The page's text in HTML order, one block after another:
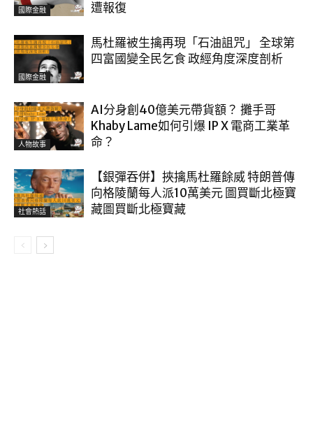
國際金融 遭報復
國際金融
馬杜羅被生擒再現「石油詛咒」 全球第
四富國變全民乞食 政經角度深度剖析
人物故事
AI分身創40億美元帶貨額？ 攤手哥
Khaby Lame如何引爆 IP X 電商工業革
命？
社會熱話
【銀彈吞併】挾擒馬杜羅餘威 特朗普傳
向格陵蘭每人派10萬美元 圖買斷北極寶
藏圖買斷北極寶藏